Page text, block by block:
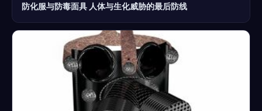
防化服与防毒面具 人体与生化威胁的最后防线